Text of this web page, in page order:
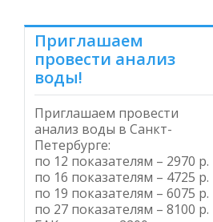
Приглашаем
провести анализ
воды!
Приглашаем провести
анализ воды в Санкт-
Петербурге:
по 12 показателям – 2970 р.
по 16 показателям – 4725 р.
по 19 показателям – 6075 р.
по 27 показателям – 8100 р.